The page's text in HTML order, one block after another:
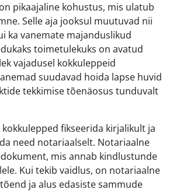
pikaajaline kohustus, mis ulatub
Selle aja jooksul muutuvad nii
ka vanemate majanduslikud
toimetulekuks on avatud
vajadusel kokkuleppeid
suudavad hoida lapse huvid
tekkimise tõenäosus tunduvalt
fikseerida kirjalikult ja
need notariaalselt. Notariaalne
mis annab kindlustunde
Kui tekib vaidlus, on notariaalne
ja alus edasiste sammude